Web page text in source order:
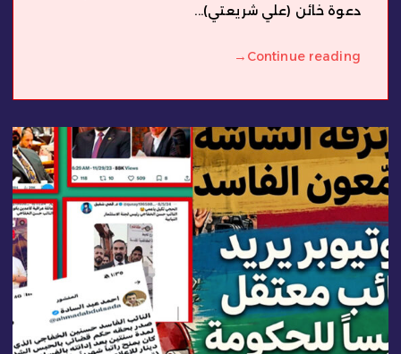
دعوة خائن (علي شريعتي)...
Continue reading
→